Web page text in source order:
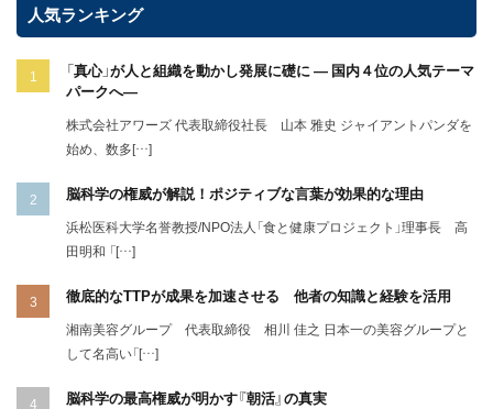
人気ランキング
「真心」が人と組織を動かし発展に礎に ― 国内４位の人気テーマ
パークへ―
株式会社アワーズ 代表取締役社長 山本 雅史 ジャイアントパンダを
始め、数多[…]
脳科学の権威が解説！ポジティブな言葉が効果的な理由
浜松医科大学名誉教授/NPO法人「食と健康プロジェクト」理事長 高
田明和 「[…]
徹底的なTTPが成果を加速させる 他者の知識と経験を活用
湘南美容グループ 代表取締役 相川 佳之 日本一の美容グループと
して名高い「[…]
脳科学の最高権威が明かす『朝活』の真実